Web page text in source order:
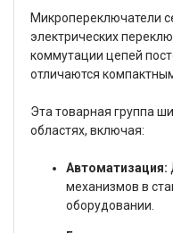
Микропереключатели
электрических
коммутации цепей
отличаются
Эта товарная группа
областях, включая:
Автоматизация:
механизмов в
оборудовании.